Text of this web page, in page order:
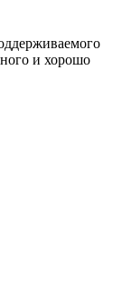
и хорошо